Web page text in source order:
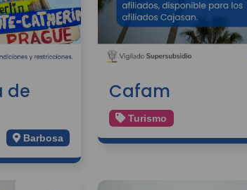
de
Barbosa
Cafam
Turismo